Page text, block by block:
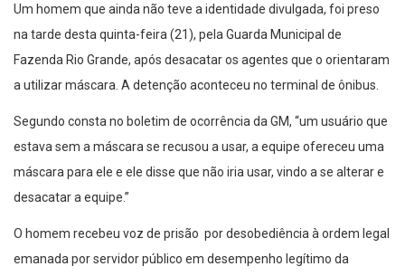
Um homem que ainda não teve a identidade divulgada, foi preso
na tarde desta quinta-feira (21), pela Guarda Municipal de
Fazenda Rio Grande, após desacatar os agentes que o orientaram
a utilizar máscara. A detenção aconteceu no terminal de ônibus.
Segundo consta no boletim de ocorrência da GM, “um usuário que
estava sem a máscara se recusou a usar, a equipe ofereceu uma
máscara para ele e ele disse que não iria usar, vindo a se alterar e
desacatar a equipe.”
O homem recebeu voz de prisão por desobediência à ordem legal
emanada por servidor público em desempenho legítimo da